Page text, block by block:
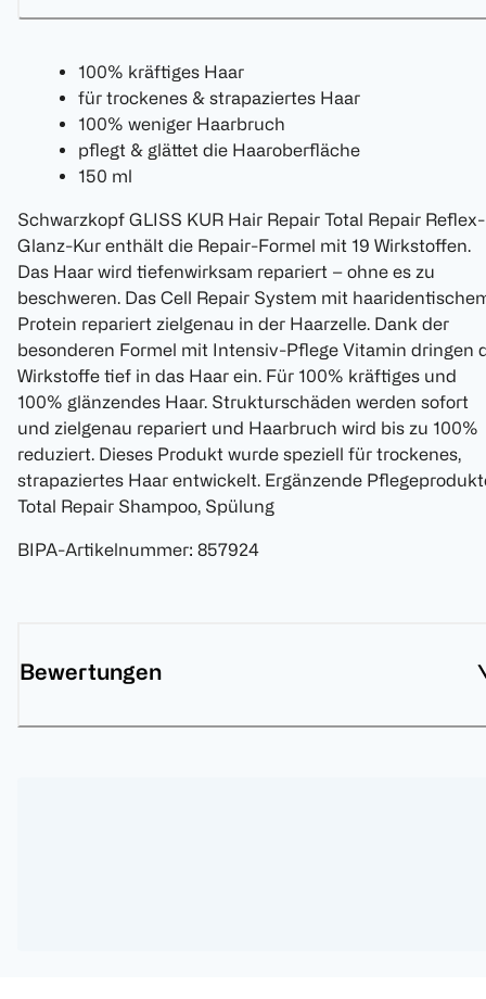
100% kräftiges Haar
für trockenes & strapaziertes Haar
100% weniger Haarbruch
pflegt & glättet die Haaroberfläche
150 ml
Schwarzkopf GLISS KUR Hair Repair Total Repair Reflex-
Glanz-Kur enthält die Repair-Formel mit 19 Wirkstoffen.
Das Haar wird tiefenwirksam repariert – ohne es zu
beschweren. Das Cell Repair System mit
Protein repariert zielgenau in der Haarzelle. Dank der
besonderen Formel mit Intensiv-Pflege Vitamin dringen
Wirkstoffe tief in das Haar ein. Für 100% kräftiges und
100% glänzendes Haar. Strukturschäden werden sofort
und zielgenau repariert und Haarbruch wird bis zu 100%
reduziert. Dieses Produkt wurde speziell für trockenes,
strapaziertes Haar entwickelt. Ergänzende
Total Repair Shampoo, Spülung
BIPA-Artikelnummer: 857924
Bewertungen